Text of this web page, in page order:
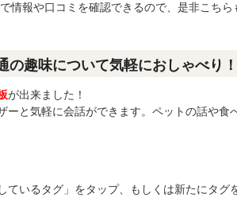
情報や口コミを確認できるので、是非こちら
の趣味について気軽におしゃべり！
が出来ました！
ーと気軽に会話ができます。ペットの話や
いるタグ」をタップ、もしくは新たにタグ